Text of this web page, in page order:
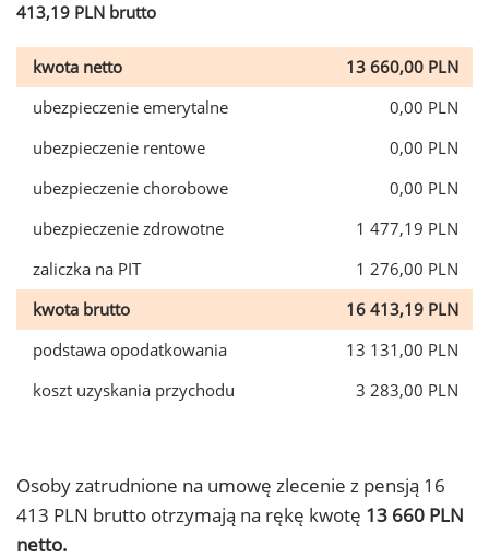
413,19 PLN brutto
kwota netto
13 660,00 PLN
ubezpieczenie emerytalne
0,00 PLN
ubezpieczenie rentowe
0,00 PLN
ubezpieczenie chorobowe
0,00 PLN
ubezpieczenie zdrowotne
1 477,19 PLN
zaliczka na PIT
1 276,00 PLN
kwota brutto
16 413,19 PLN
podstawa opodatkowania
13 131,00 PLN
koszt uzyskania przychodu
3 283,00 PLN
Osoby zatrudnione na umowę zlecenie z pensją 16
413 PLN brutto otrzymają na rękę kwotę 13 660 PLN
netto.